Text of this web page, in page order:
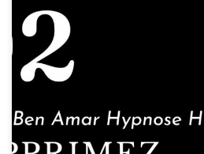
137-FR – Supprimez la peur – Shafik Ben
Amar Hypnose Régressive ésotériques
moi, il n’y avait pas de changement
interrogé sa conscience ésotérique et
qu’elle travaillait toujours sur le projet